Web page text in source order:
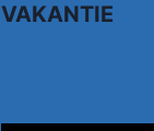
VAKANTIE